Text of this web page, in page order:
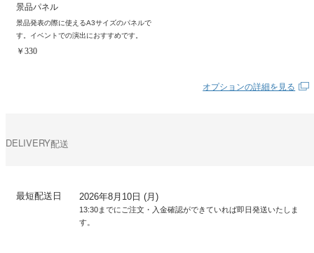
景品パネル
景品発表の際に使えるA3サイズのパネルで
す。イベントでの演出におすすめです。
￥330
オプションの詳細を見る
DELIVERY配送
最短配送日 2026年8月10日 (月)
13:30までにご注文・入金確認ができていれば即日発送いたしま
す。